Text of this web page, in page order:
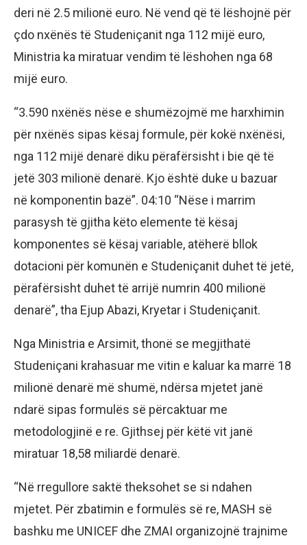
deri në 2.5 milionë euro. Në vend që të lëshojnë për
çdo nxënës të Studeniçanit nga 112 mijë euro,
Ministria ka miratuar vendim të lëshohen nga 68
mijë euro.
“3.590 nxënës nëse e shumëzojmë me harxhimin
për nxënës sipas kësaj formule, për kokë nxënësi,
nga 112 mijë denarë diku përafërsisht i bie që të
jetë 303 milionë denarë. Kjo është duke u bazuar
në komponentin bazë”. 04:10 “Nëse i marrim
parasysh të gjitha këto elemente të kësaj
komponentes së kësaj variable, atëherë bllok
dotacioni për komunën e Studeniçanit duhet të jetë,
përafërsisht duhet të arrijë numrin 400 milionë
denarë”, tha Ejup Abazi, Kryetar i Studeniçanit.
Nga Ministria e Arsimit, thonë se megjithatë
Studeniçani krahasuar me vitin e kaluar ka marrë 18
milionë denarë më shumë, ndërsa mjetet janë
ndarë sipas formulës së përcaktuar me
metodologjinë e re. Gjithsej për këtë vit janë
miratuar 18,58 miliardë denarë.
“Në rregullore saktë theksohet se si ndahen
mjetet. Për zbatimin e formulës së re, MASH së
bashku me UNICEF dhe ZMAI organizojnë trajnime